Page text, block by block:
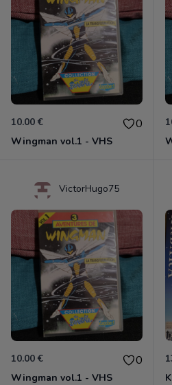
10.00 € 0
Wingman vol.1 - VHS
VictorHugo75
10.00 € 0
Wingman vol.1 - VHS